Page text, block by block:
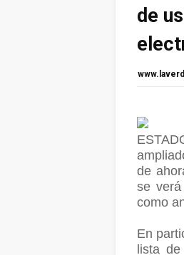
de
de
se
como
En
lista